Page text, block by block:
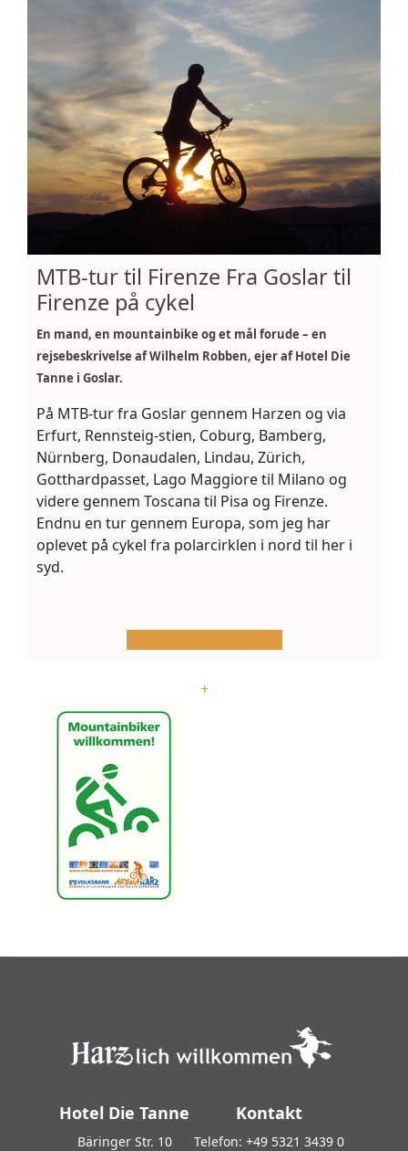
MTB-tur til Firenze Fra Goslar til
Firenze på cykel
En mand, en mountainbike og et mål forude – en
rejsebeskrivelse af Wilhelm Robben, ejer af Hotel Die
Tanne i Goslar.
På MTB-tur fra Goslar gennem Harzen og via
Erfurt, Rennsteig-stien, Coburg, Bamberg,
Nürnberg, Donaudalen, Lindau, Zürich,
Gotthardpasset, Lago Maggiore til Milano og
videre gennem Toscana til Pisa og Firenze.
Endnu en tur gennem Europa, som jeg har
oplevet på cykel fra polarcirklen i nord til her i
syd.
+
Hotel Die Tanne
Bäringer Str. 10
Kontakt
Telefon: +49 5321 3439 0